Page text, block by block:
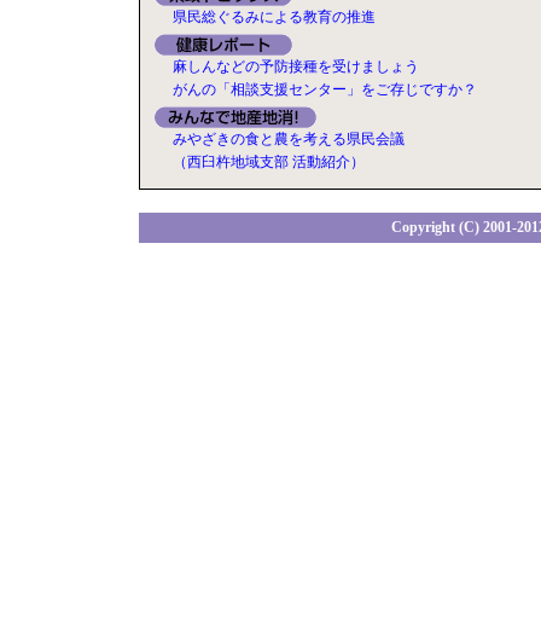
県民総ぐるみによる教育の推進
麻しんなどの予防接種を受けましょう
がんの「相談支援センター」をご存じですか？
みやざきの食と農を考える県民会議
（西臼杵地域支部 活動紹介）
Copyright (C) 2001-